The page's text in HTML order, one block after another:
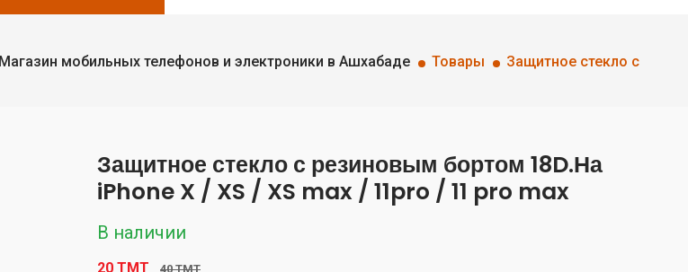
Магазин мобильных телефонов и электроники в Ашхабаде Товары Защитное стекло с
Защитное стекло с резиновым бортом 18D.На
iPhone X / XS / XS max / 11pro / 11 pro max
В наличии
20 TMT 40 TMT